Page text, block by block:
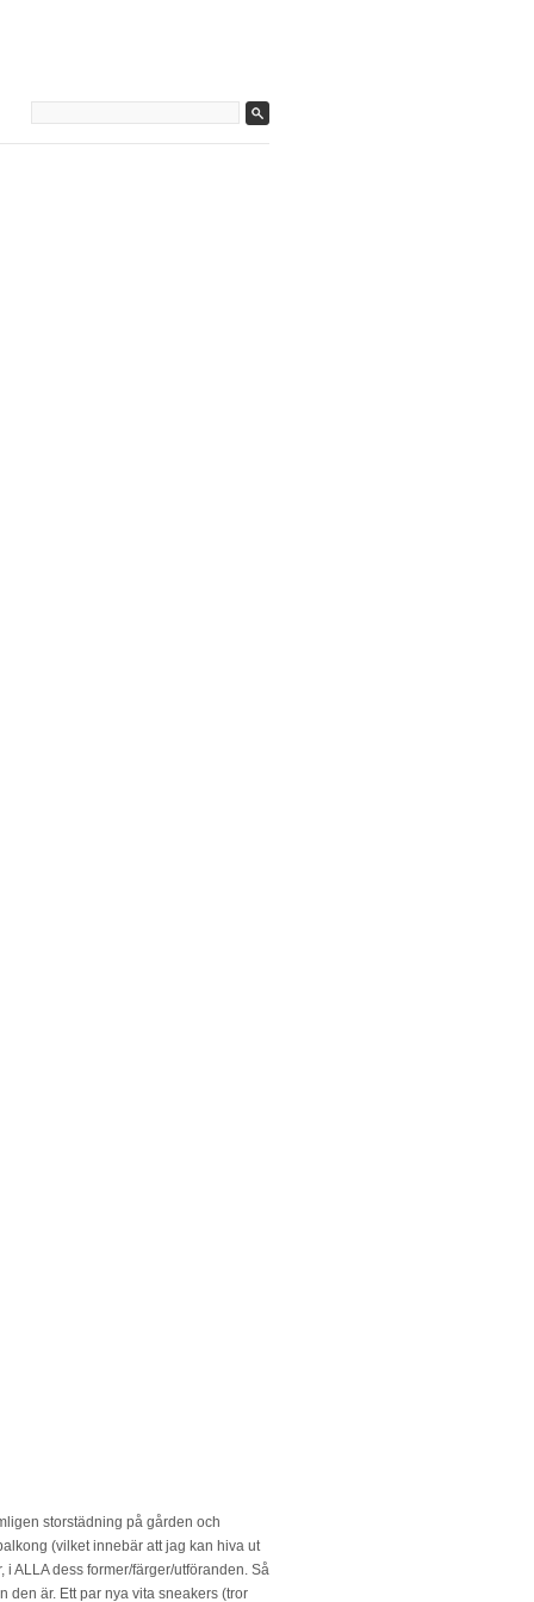
storstädning på gården och
(vilket innebär att jag kan hiva ut
ALLA dess former/färger/utföranden. Så
den är. Ett par nya vita sneakers (tror